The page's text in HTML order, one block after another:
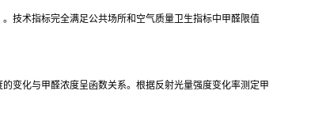
技术指标完全满足公共场所和空气质量卫生指标中甲醛限值
变化与甲醛浓度呈函数关系。根据反射光量强度变化率测定甲